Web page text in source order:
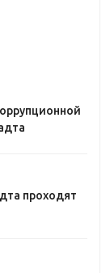
проходят